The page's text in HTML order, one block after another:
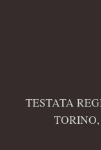
TESTATA